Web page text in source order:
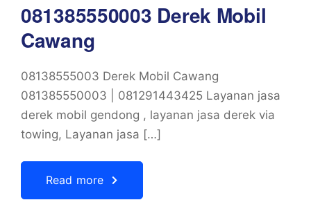
081385550003 Derek Mobil
Cawang
08138555003 Derek Mobil Cawang
081385550003 | 081291443425 Layanan jasa
derek mobil gendong , layanan jasa derek via
towing, Layanan jasa […]
Read more